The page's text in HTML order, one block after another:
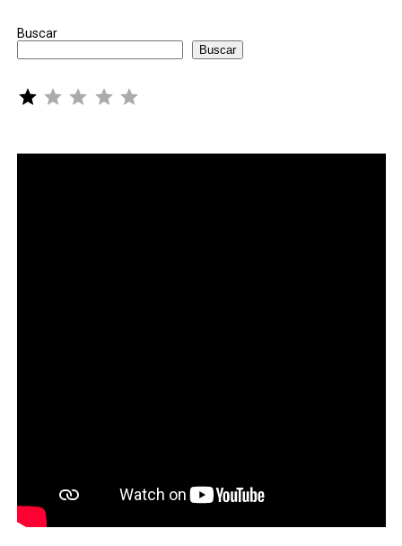
Buscar
Buscar